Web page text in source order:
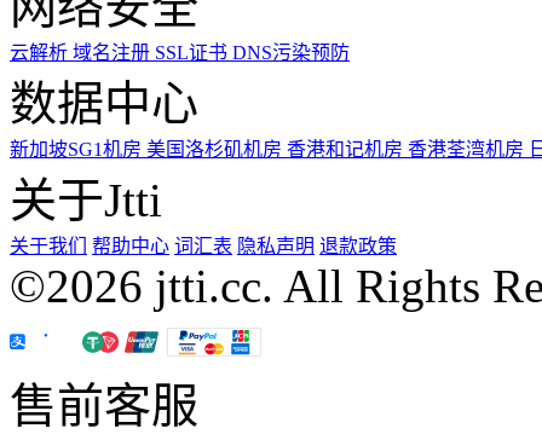
云解析 域名注册 SSL证书 DNS污染预防
数据中心
新加坡SG1机房 美国洛杉矶机房 香港和记机房 香港荃湾机房
关于Jtti
关于我们 帮助中心 词汇表 隐私声明 退款政策
©2026 jtti.cc. All Rights
售前客服